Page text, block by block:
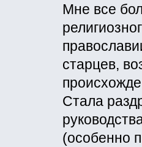
Мне все
старцев,
Стала
(особенно